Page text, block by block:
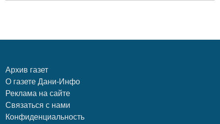
Архив газет
О газете Дани-Инфо
Реклама на сайте
Связаться с нами
Конфиденциальность